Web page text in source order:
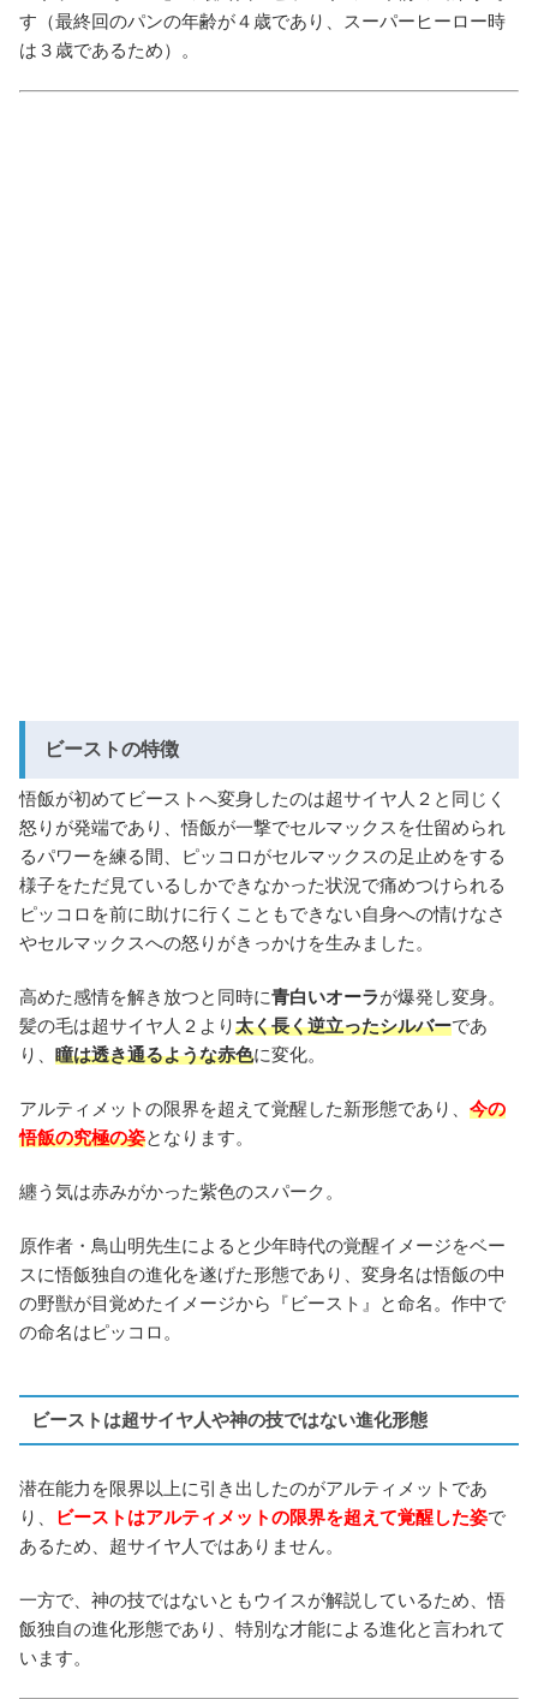
す（最終回のパンの年齢が４歳であり、スーパーヒーロー時
は３歳であるため）。
ビーストの特徴
悟飯が初めてビーストへ変身したのは超サイヤ人２と同じく
怒りが発端であり、悟飯が一撃でセルマックスを仕留められ
るパワーを練る間、ピッコロがセルマックスの足止めをする
様子をただ見ているしかできなかった状況で痛めつけられる
ピッコロを前に助けに行くこともできない自身への情けなさ
やセルマックスへの怒りがきっかけを生みました。
高めた感情を解き放つと同時に青白いオーラが爆発し変身。
髪の毛は超サイヤ人２より太く長く逆立ったシルバーであ
り、 瞳は透き通るような赤色に変化。
アルティメットの限界を超えて覚醒した新形態であり、 今の
悟飯の究極の姿となります。
纏う気は赤みがかった紫色のスパーク。
原作者・鳥山明先生によると少年時代の覚醒イメージをベー
スに悟飯独自の進化を遂げた形態であり、変身名は悟飯の中
の野獣が目覚めたイメージから『ビースト』と命名。作中で
の命名はピッコロ。
ビーストは超サイヤ人や神の技ではない進化形態
潜在能力を限界以上に引き出したのがアルティメットであ
り、
ビーストはアルティメットの限界を超えて覚醒した姿で
あるため、超サイヤ人ではありません。
一方で、神の技ではないともウイスが解説しているため、悟
飯独自の進化形態であり、特別な才能による進化と言われて
います。